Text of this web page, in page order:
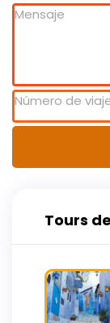
Tours